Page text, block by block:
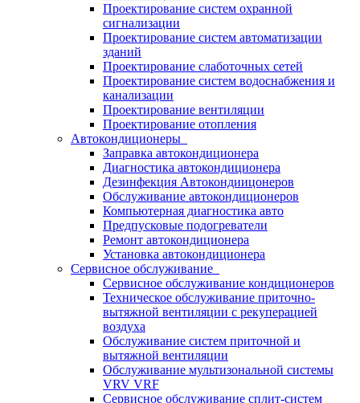
Проектирование систем охранной
сигнализации
Проектирование систем автоматизации
зданий
Проектирование слаботочных сетей
Проектирование систем водоснабжения и
канализации
Проектирование вентиляции
Проектирование отопления
Автокондиционеры
Заправка автокондиционера
Диагностика автокондиционера
Дезинфекция Автокондиицонеров
Обслуживание автокондиционеров
Компьютерная диагностика авто
Предпусковые подогреватели
Ремонт автокондиционера
Установка автокондиционера
Сервисное обслуживание
Сервисное обслуживание кондиционеров
Техническое обслуживание приточно-
вытяжной вентиляции с рекуперацией
воздуха
Обслуживание систем приточной и
вытяжной вентиляции
Обслуживание мультизональной системы
VRV VRF
Сервисное обслуживание сплит-систем